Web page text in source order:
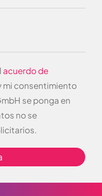
acuerdo de
mi consentimiento
se ponga en
no se